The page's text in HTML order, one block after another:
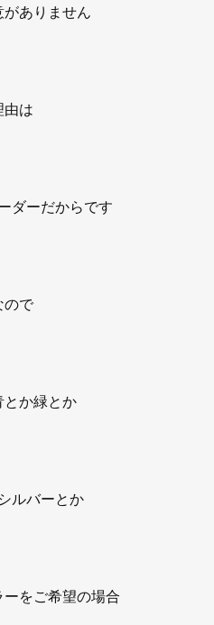
ありません
由は
ダーだからです
ので
か緑とか
ルバーとか
をご希望の場合